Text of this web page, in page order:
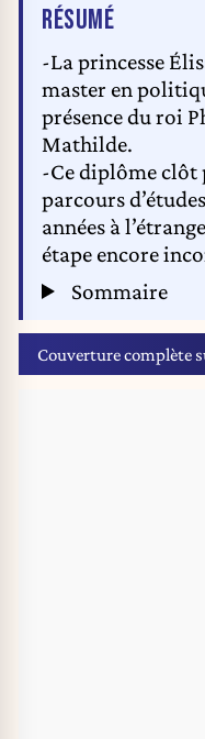
RÉSUMÉDE
-La princesse
master en
présence du roi
Mathilde.
-Ce diplôme
parcours
années à
étape encore
Sommaire
Couverture complète